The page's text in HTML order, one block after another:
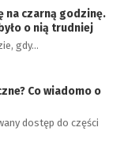
na czarną godzinę.
o nią trudniej
gdy…
Co wiadomo o
dostęp do części